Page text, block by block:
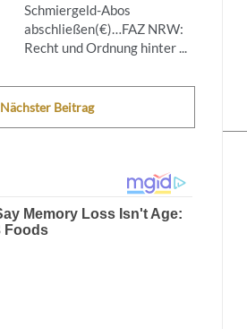
Schmiergeld-Abos
abschließen(€)…FAZ NRW:
Recht und Ordnung hinter ...
Nächster Beitrag